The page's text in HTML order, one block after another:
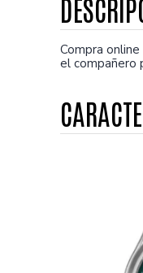
Compra
el compañero